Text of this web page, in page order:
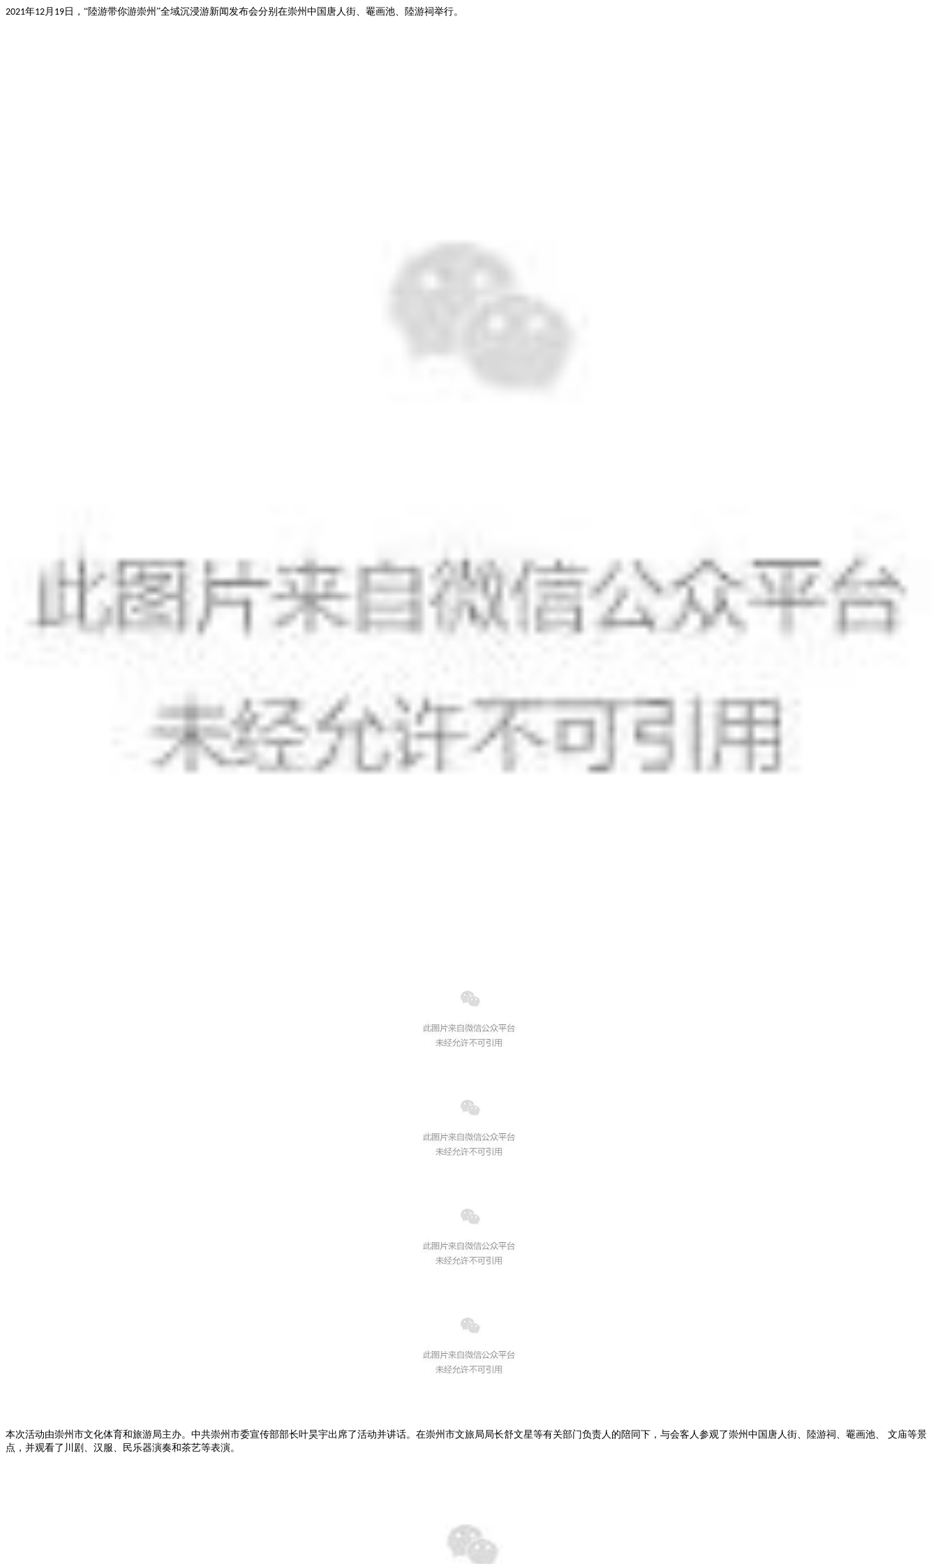
2021年12 月 19 日，“陸游带你游崇州”全域沉浸游新闻发布会分别在崇州中国唐人街、罨画池、陸游祠举行。
本次活动由崇州市文化体育和旅游局主办。中共崇州市委宣传部部长叶昊宇出席了活动并讲话。在崇州市文旅局局长舒文星等有关部门负责人的陪同下，与会客人参观了崇州中国唐人街、陸游祠、罨画池、 文庙等景
点，并观看了川剧、汉服、民乐器演奏和茶艺等表演。